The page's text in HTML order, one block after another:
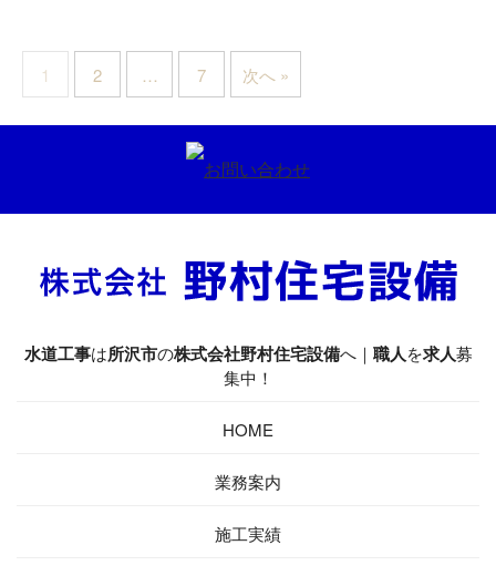
1 2 … 7 次へ »
水道工事は所沢市の株式会社野村住宅設備へ｜ 職人を求人募
集中！
HOME
業務案内
施工実績